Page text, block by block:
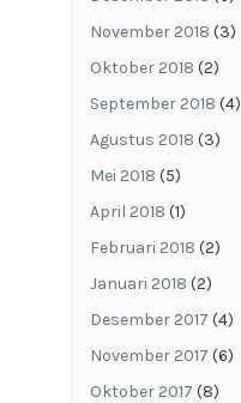
November 2018 (3)
Oktober 2018 (2)
September 2018 (4)
Agustus 2018 (3)
Mei 2018 (5)
April 2018 (1)
Februari 2018 (2)
Januari 2018 (2)
Desember 2017 (4)
November 2017 (6)
Oktober 2017 (8)